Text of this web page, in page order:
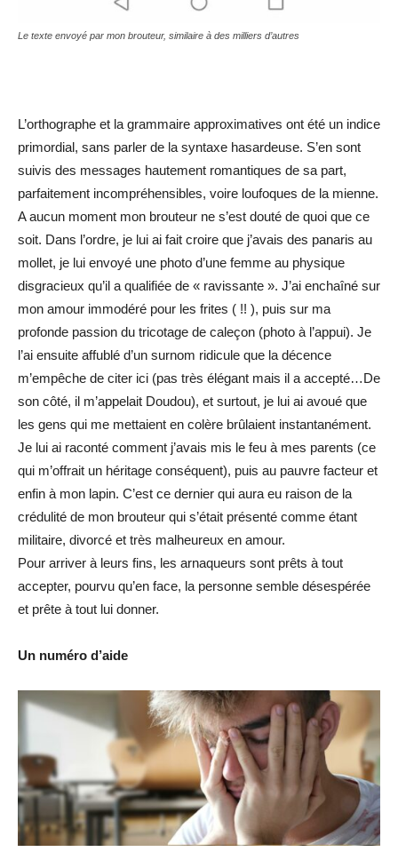
Le texte envoyé par mon brouteur, similaire à des milliers d’autres
L’orthographe et la grammaire approximatives ont été un indice
primordial, sans parler de la syntaxe hasardeuse. S’en sont
suivis des messages hautement romantiques de sa part,
parfaitement incompréhensibles, voire loufoques de la mienne.
A aucun moment mon brouteur ne s’est douté de quoi que ce
soit. Dans l’ordre, je lui ai fait croire que j’avais des panaris au
mollet, je lui envoyé une photo d’une femme au physique
disgracieux qu’il a qualifiée de « ravissante ». J’ai enchaîné sur
mon amour immodéré pour les frites ( !! ), puis sur ma
profonde passion du tricotage de caleçon (photo à l’appui). Je
l’ai ensuite affublé d’un surnom ridicule que la décence
m’empêche de citer ici (pas très élégant mais il a accepté…De
son côté, il m’appelait Doudou), et surtout, je lui ai avoué que
les gens qui me mettaient en colère brûlaient instantanément.
Je lui ai raconté comment j’avais mis le feu à mes parents (ce
qui m’offrait un héritage conséquent), puis au pauvre facteur et
enfin à mon lapin. C’est ce dernier qui aura eu raison de la
crédulité de mon brouteur qui s’était présenté comme étant
militaire, divorcé et très malheureux en amour.
Pour arriver à leurs fins, les arnaqueurs sont prêts à tout
accepter, pourvu qu’en face, la personne semble désespérée
et prête à tout lui donner.
Un numéro d’aide